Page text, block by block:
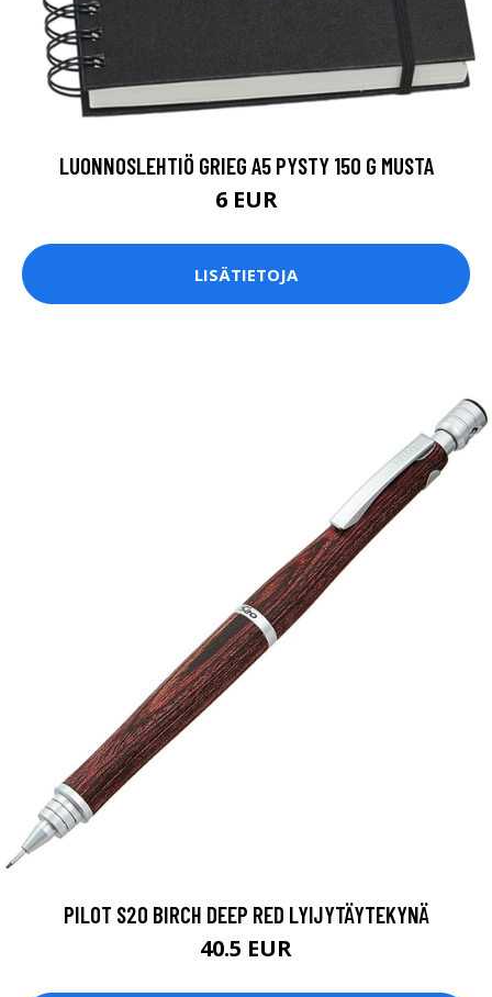
LUONNOSLEHTIÖ GRIEG A5 PYSTY 150 G MUSTA
6 EUR
LISÄTIETOJA
PILOT S20 BIRCH DEEP RED LYIJYTÄYTEKYNÄ
40.5 EUR